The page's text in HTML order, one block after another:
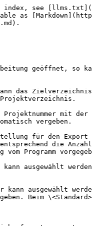
können ausgewählt werden: Tabulator, Punkt, Komma, Semikolon, Leerzeichen, Tilde, Schrägstrich und Rückstrich. Beim \<Standard> Export ist der Datenfeldtrenner fest auf '\~ Tilde' eingestellt.

\- Der Datensatztrenner ist der Zeilenumbruch.

\- Die erste Zeile enthält immer die Bezeichnung der Datenfelder.

\- Alle Zeilen ab der zweiten Zeile sind Datensätze.

\- Der Dezimaltrenner wird beim Export eingestellt. Es können ausgewählt werden: Punkt und Komma. Beim \<Standard> Export ist der Dezimaltrenner fest auf '. Punkt' eingestellt.

### Anwenderdefinierte Einstellungen

Wenn beim Export anwenderdefinierte Einstellungen verwendet werden, so werden nur die Datenfelder exportiert, die in der Listenbearbeitung am Bildschirm angezeigt werden. Als Bezeichnung der Datenfelder werden die Bezeichnungen verwendet, die der Anwende in der Listeneinstellung vorgegeben hat.

Hiermit besteht die Möglichkeit einen Export gemäß bestimmten Vorgaben zu erzeugen.

### \<Standard> Einstellung

Wenn sichergestellt sein soll, dass der Export eine möglichst gleiche Anzahl von Datenfeldern mit jeweils immer gleicher Bezeichnung haben soll, so empfiehlt sich die Einstellung \<Standard>, die unabhängig von Anwender-Einstellungen ist. Dabei